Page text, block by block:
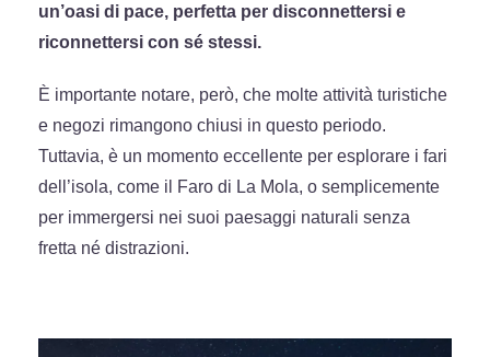
un’oasi di pace, perfetta per disconnettersi e
riconnettersi con sé stessi.
È importante notare, però, che molte attività turistiche
e negozi rimangono chiusi in questo periodo.
Tuttavia, è un momento eccellente per esplorare i fari
dell’isola, come il Faro di La Mola, o semplicemente
per immergersi nei suoi paesaggi naturali senza
fretta né distrazioni.